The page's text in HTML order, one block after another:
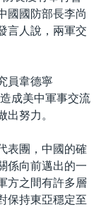
國國防部長李尚
言人說，兩軍交
員韋德寧
成美中軍事交流
出努力。
表團，中國的確
係向前邁出的一
方之間有許多層
保持東亞穩定至